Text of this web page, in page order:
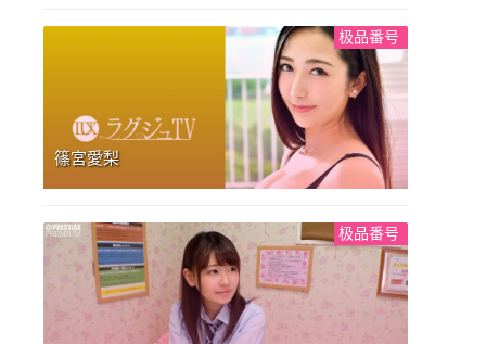
极品番号
篠宮愛梨
极品番号